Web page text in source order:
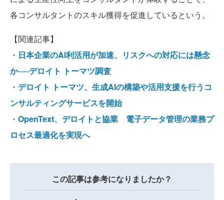
各コンサルタントのスキル獲得を促進しているという。
【関連記事】
・ 日本企業のAI利活用が加速、リスクへの対応には懸念
か──デロイト トーマツ調査
・ デロイト トーマツ、生成AIの構築や活用支援を行うコ
ンサルティングサービスを開始
・ OpenText、デロイトと協業 電子データ管理の業務プ
ロセス最適化を実現へ
この記事は参考になりましたか？